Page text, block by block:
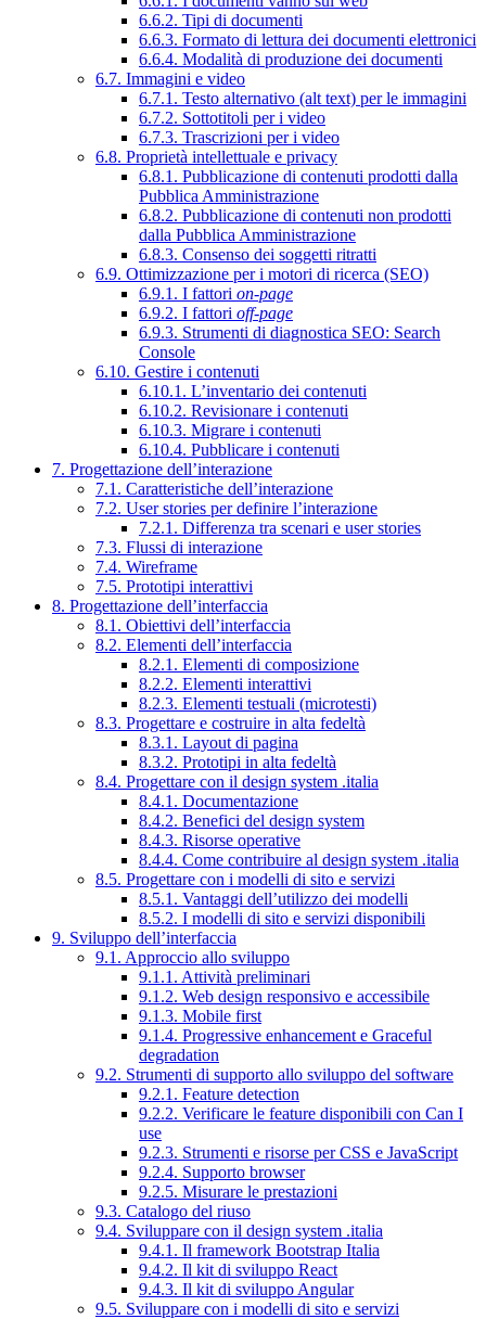
6.6.2. Tipi di documenti
6.6.3. Formato di lettura dei documenti elettronici
6.6.4. Modalità di produzione dei documenti
6.7. Immagini e video
6.7.1. Testo alternativo (alt text) per le immagini
6.7.2. Sottotitoli per i video
6.7.3. Trascrizioni per i video
6.8. Proprietà intellettuale e privacy
6.8.1. Pubblicazione di contenuti prodotti dalla
Pubblica Amministrazione
6.8.2. Pubblicazione di contenuti non prodotti
dalla Pubblica Amministrazione
6.8.3. Consenso dei soggetti ritratti
6.9. Ottimizzazione per i motori di ricerca (SEO)
6.9.1. I fattori on-page
6.9.2. I fattori off-page
6.9.3. Strumenti di diagnostica SEO: Search
Console
6.10. Gestire i contenuti
6.10.1. L’inventario dei contenuti
6.10.2. Revisionare i contenuti
6.10.3. Migrare i contenuti
6.10.4. Pubblicare i contenuti
7. Progettazione dell’interazione
7.1. Caratteristiche dell’interazione
7.2. User stories per definire l’interazione
7.2.1. Differenza tra scenari e user stories
7.3. Flussi di interazione
7.4. Wireframe
7.5. Prototipi interattivi
8. Progettazione dell’interfaccia
8.1. Obiettivi dell’interfaccia
8.2. Elementi dell’interfaccia
8.2.1. Elementi di composizione
8.2.2. Elementi interattivi
8.2.3. Elementi testuali (microtesti)
8.3. Progettare e costruire in alta fedeltà
8.3.1. Layout di pagina
8.3.2. Prototipi in alta fedeltà
8.4. Progettare con il design system .italia
8.4.1. Documentazione
8.4.2. Benefici del design system
8.4.3. Risorse operative
8.4.4. Come contribuire al design system .italia
8.5. Progettare con i modelli di sito e servizi
8.5.1. Vantaggi dell’utilizzo dei modelli
8.5.2. I modelli di sito e servizi disponibili
9. Sviluppo dell’interfaccia
9.1. Approccio allo sviluppo
9.1.1. Attività preliminari
9.1.2. Web design responsivo e accessibile
9.1.3. Mobile first
9.1.4. Progressive enhancement e Graceful
degradation
9.2. Strumenti di supporto allo sviluppo del software
9.2.1. Feature detection
9.2.2. Verificare le feature disponibili con Can I
use
9.2.3. Strumenti e risorse per CSS e JavaScript
9.2.4. Supporto browser
9.2.5. Misurare le prestazioni
9.3. Catalogo del riuso
9.4. Sviluppare con il design system .italia
9.4.1. Il framework Bootstrap Italia
9.4.2. Il kit di sviluppo React
9.4.3. Il kit di sviluppo Angular
9.5. Sviluppare con i modelli di sito e servizi